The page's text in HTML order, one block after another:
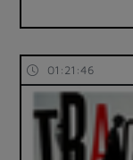
01:21:46